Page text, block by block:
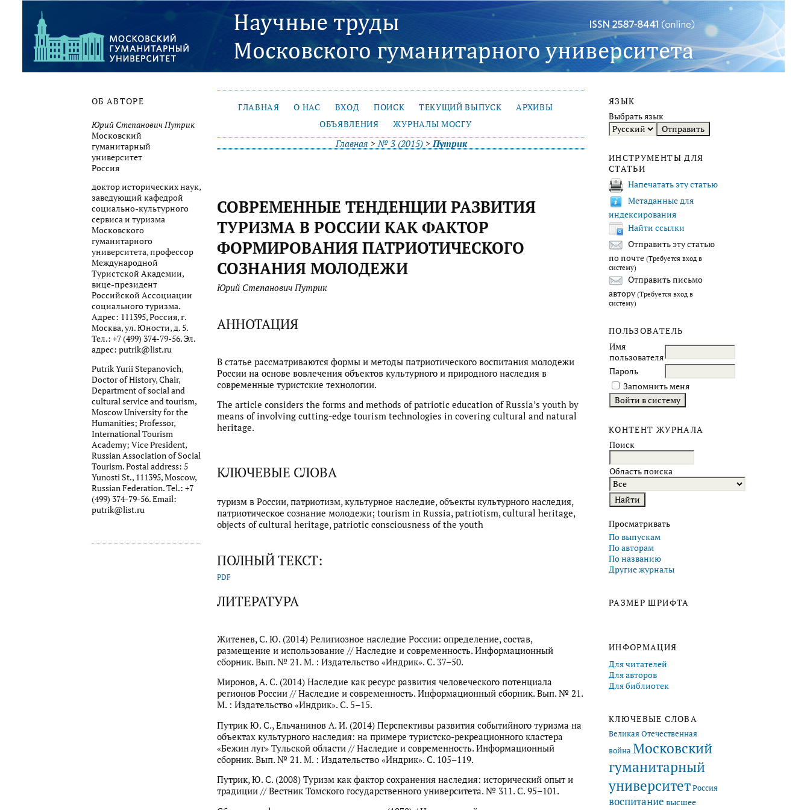
ОБ АВТОРЕ
Юрий Степанович Путрик
Московский
гуманитарный
университет
Россия
доктор исторических наук,
заведующий кафедрой
социально-культурного
сервиса и туризма
Московского
гуманитарного
университета, профессор
Международной
Туристской Академии,
вице-президент
Российской Ассоциации
социального туризма.
Адрес: 111395, Россия, г.
Москва, ул. Юности, д. 5.
Тел.: +7 (499) 374-79-56. Эл.
адрес: putrik@list.ru
Putrik Yurii Stepanovich,
Doctor of History, Chair,
Department of social and
cultural service and tourism,
Moscow University for the
Humanities; Professor,
International Tourism
Academy; Vice President,
Russian Association of Social
Tourism. Postal address: 5
Yunosti St., 111395, Moscow,
Russian Federation. Tel.: +7
(499) 374-79-56. Email:
putrik@list.ru
ЯЗЫК
Выбрать язык
ИНСТРУМЕНТЫ ДЛЯ
СТАТЬИ
Напечатать эту статью
Метаданные для
индексирования
Найти ссылки
Отправить эту статью
по почте (Требуется вход в
систему)
Отправить письмо
автору (Требуется вход в
систему)
ПОЛЬЗОВАТЕЛЬ
Имя
пользователя
Пароль
Запомнить меня
КОНТЕНТ ЖУРНАЛА
Поиск
Область поиска
Просматривать
По выпускам
По авторам
По названию
Другие журналы
РАЗМЕР ШРИФТА
ИНФОРМАЦИЯ
Для читателей
Для авторов
Для библиотек
КЛЮЧЕВЫЕ СЛОВА
Великая Отечественная
войнаМосковский
гуманитарный
университетРоссия
воспитание высшее
ГЛАВНАЯ О НАС ВХОД ПОИСК ТЕКУЩИЙ ВЫПУСК
АРХИВЫ
ОБЪЯВЛЕНИЯ
ЖУРНАЛЫ МОСГУ
Главная >№ 3 (2015)>Путрик
СОВРЕМЕННЫЕ ТЕНДЕНЦИИ РАЗВИТИЯ
ТУРИЗМА В РОССИИ КАК ФАКТОР
ФОРМИРОВАНИЯ ПАТРИОТИЧЕСКОГО
СОЗНАНИЯ МОЛОДЕЖИ
Юрий Степанович Путрик
АННОТАЦИЯ
В статье рассматриваются формы и методы патриотического воспитания молодежи
России на основе вовлечения объектов культурного и природного наследия в
современные туристские технологии.
The article considers the forms and methods of patriotic education of Russia’s youth by
means of involving cutting-edge tourism technologies in covering cultural and natural
heritage.
КЛЮЧЕВЫЕ СЛОВА
туризм в России, патриотизм, культурное наследие, объекты культурного наследия,
патриотическое сознание молодежи; tourism in Russia, patriotism, cultural heritage,
objects of cultural heritage, patriotic consciousness of the youth
ПОЛНЫЙ ТЕКСТ:
PDF
ЛИТЕРАТУРА
Житенев, С. Ю. (2014) Религиозное наследие России: определение, состав,
размещение и использование // Наследие и современность. Информационный
сборник. Вып. № 21. М. : Издательство «Индрик». С. 37–50.
Миронов, А. С. (2014) Наследие как ресурс развития человеческого потенциала
регионов России // Наследие и современность. Информационный сборник. Вып. № 21.
М. : Издательство «Индрик». С. 5–15.
Путрик Ю. С., Ельчанинов А. И. (2014) Перспективы развития событийного туризма на
объектах культурного наследия: на примере туристско-рекреационного кластера
«Бежин луг» Тульской области // Наследие и современность. Информационный
сборник. Вып. № 21. М. : Издательство «Индрик». С. 105–119.
Путрик, Ю. С. (2008) Туризм как фактор сохранения наследия: исторический опыт и
традиции // Вестник Томского государственного университета. № 311. С. 95–101.